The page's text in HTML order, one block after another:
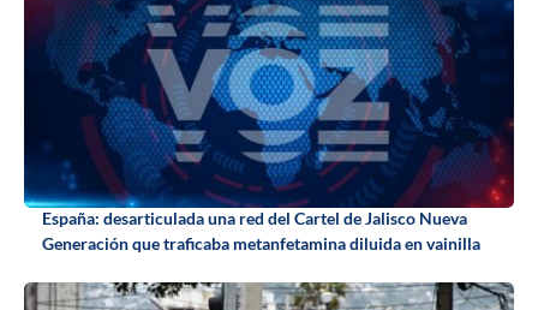
España: desarticulada una red del Cartel de Jalisco Nueva
Generación que traficaba metanfetamina diluida en vainilla